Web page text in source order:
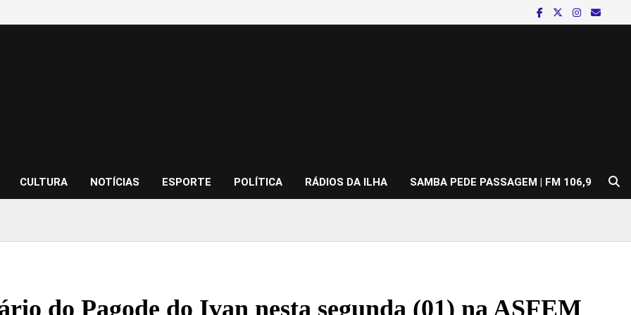
CULTURA NOTÍCIAS ESPORTE POLÍTICA RÁDIOS DA ILHA SAMBA PEDE PASSAGEM | FM 106,9
do Pagode do Ivan nesta segunda (01) na ASFEM